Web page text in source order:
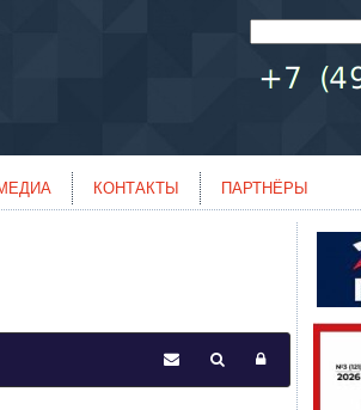
КОНТАКТЫ ПАРТНЁРЫ